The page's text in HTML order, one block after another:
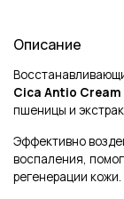
Описание
Cica Antio Cream
пшеницы и
Эффективно
воспаления,
регенерации кожи.